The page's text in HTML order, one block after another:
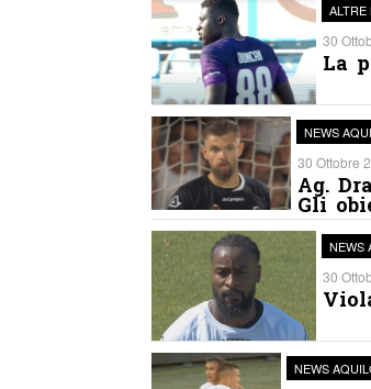
ALTRE
30
La
NEWS
30 Ottobre
Ag.
Gli
NEWS
30
NEWS